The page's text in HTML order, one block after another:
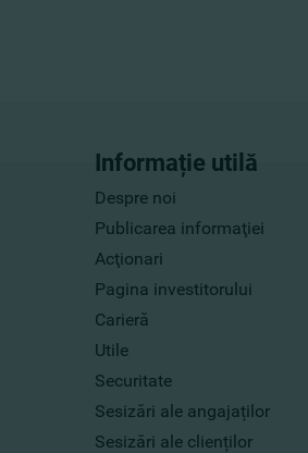
Informație utilă
Despre noi
Publicarea informaţiei
Acţionari
Pagina investitorului
Carieră
Utile
Securitate
Sesizări ale angajaților
Sesizări ale clienților